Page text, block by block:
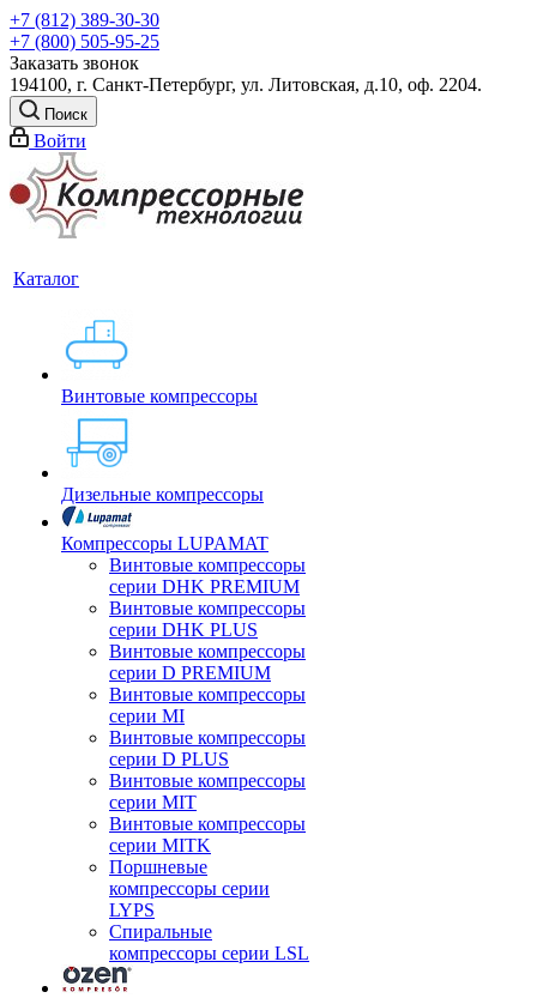
+7 (812) 389-30-30
+7 (800) 505-95-25
Заказать звонок
194100, г. Санкт-Петербург, ул. Литовская, д.10, оф. 2204.
Поиск
Войти
Каталог
Винтовые компрессоры
Дизельные компрессоры
Компрессоры LUPAMAT
Винтовые компрессоры
серии DHK PREMIUM
Винтовые компрессоры
серии DHK PLUS
Винтовые компрессоры
серии D PREMIUM
Винтовые компрессоры
серии MI
Винтовые компрессоры
серии D PLUS
Винтовые компрессоры
серии MIT
Винтовые компрессоры
серии MITK
Поршневые
компрессоры серии
LYPS
Спиральные
компрессоры серии LSL